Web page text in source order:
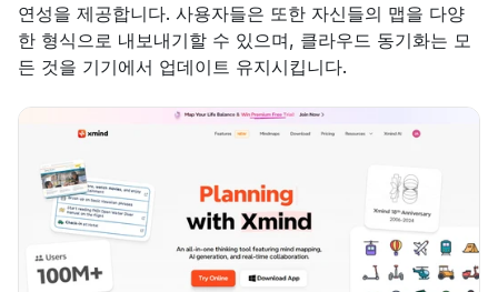
연성을 제공합니다. 사용자들은 또한 자신들의 맵을 다양
한 형식으로 내보내기할 수 있으며, 클라우드 동기화는 모
든 것을 기기에서 업데이트 유지시킵니다.